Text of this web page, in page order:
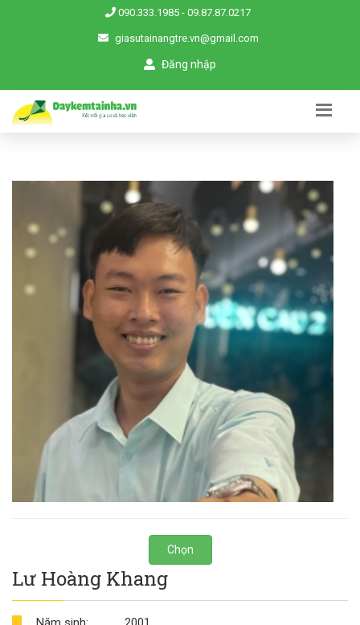
090.333.1985 - 09.87.87.0217
giasutainangtre.vn@gmail.com
Đăng nhập
Chọn
Lư Hoàng Khang